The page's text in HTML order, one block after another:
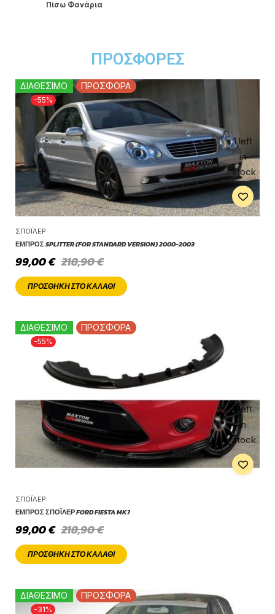
Πίσω Φανάρια
ΠΡΟΣΦΟΡΈΣ
-55%
ΔΙΑΘΕΣΙΜΟ ΠΡΟΣΦΟΡΑ
1 left
in
stock
ΣΠΌΙΛΕΡ
ΕΜΠΡΌΣ SPLITTER (FOR STANDARD VERSION) 2000-2003
218,90€
99,00€
ΠΡΟΣΘΉΚΗ ΣΤΟ ΚΑΛΆΘΙ
-55%
ΔΙΑΘΕΣΙΜΟ ΠΡΟΣΦΟΡΑ
1 left
in
stock
ΣΠΌΙΛΕΡ
ΕΜΠΡΌΣ ΣΠΌΙΛΕΡ FORD FIESTA MK7
218,90€
99,00€
ΠΡΟΣΘΉΚΗ ΣΤΟ ΚΑΛΆΘΙ
-31%
ΔΙΑΘΕΣΙΜΟ ΠΡΟΣΦΟΡΑ